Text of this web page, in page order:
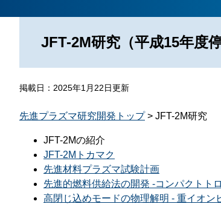
附帯決議等をふまえた
動物実験に関する情報
JFT-2M研究（平成15年度
掲載日：2025年1月22日更新
先進プラズマ研究開発トップ> JFT-2M研究
JFT-2Mの紹介
JFT-2Mトカマク
先進材料プラズマ試験計画
先進的燃料供給法の開発 -コンパクトト
高閉じ込めモードの物理解明 - 重イオ